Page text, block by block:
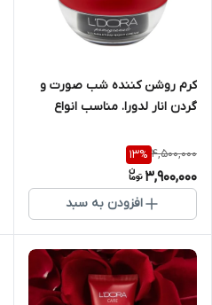
کرم روشن کننده شب صورت و
گردن انار لدورا. مناسب انواع
4,500,000
13%
3,900,000
افزودن به سبد